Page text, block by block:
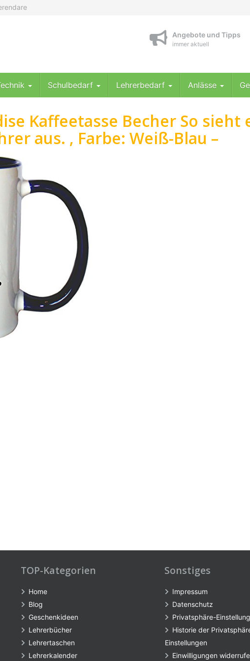
Angebote und Tipps
immer aktuell
Schulbedarf Lehrerbedarf Anlässe
Kaffeetasse Becher So sieht
aus. , Farbe: Weiß-Blau –
TOP-Kategorien
Home
Blog
Geschenkideen
Lehrerbücher
Lehrertaschen
Lehrerkalender
Sonstiges
Impressum
Datenschutz
Privatsphäre-
Historie der
Einstellungen
Einwilligungen